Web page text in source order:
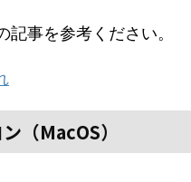
事を参考ください。
（MacOS）